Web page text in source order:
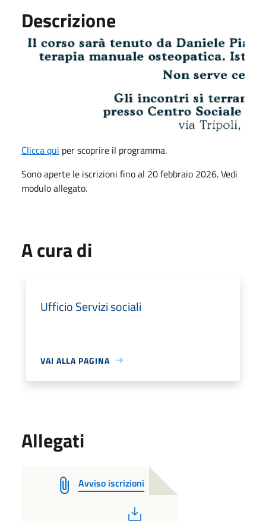
Descrizione
Clicca qui per scoprire il programma.
Sono aperte le iscrizioni fino al 20 febbraio 2026. Vedi
modulo allegato.
A cura di
Ufficio Servizi sociali
VAI ALLA PAGINA
Allegati
Avviso iscrizioni